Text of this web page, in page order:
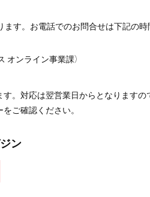
す。お電話でのお問合せは下記の
オンライン事業課）
。対応は翌営業日からとなりますの
ご確認ください。
ン